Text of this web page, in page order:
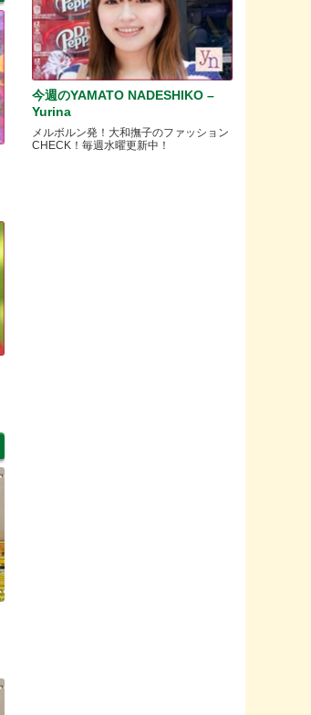
今週のYAMATO NADESHIKO –
Yurina
メルボルン発！大和撫子のファッション
CHECK！毎週水曜更新中！